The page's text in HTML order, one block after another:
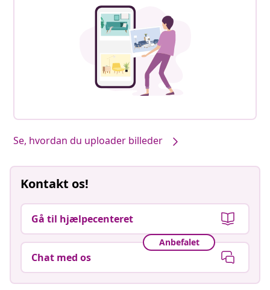
Se, hvordan du uploader billeder
Kontakt os!
Gå til hjælpecenteret
Anbefalet
Chat med os